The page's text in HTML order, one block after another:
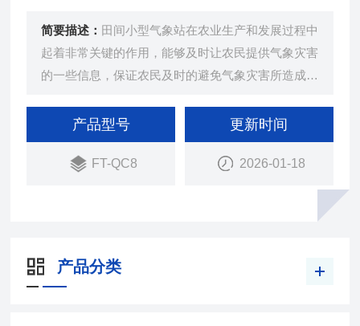
简要描述： 田间小型气象站在农业生产和发展过程中
起着非常关键的作用，能够及时让农民提供气象灾害
的一些信息，保证农民及时的避免气象灾害所造成的
产品型号
FT-QC8
更新时间
2026-01-18
产品分类